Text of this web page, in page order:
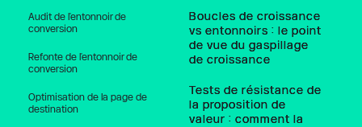
Audit de l'entonnoir de
conversion
Refonte de l'entonnoir de
conversion
Optimisation de la page de
destination
Boucles de croissance
vs entonnoirs : le point
de vue du gaspillage
de croissance
Tests de résistance de
la proposition de
valeur : comment la